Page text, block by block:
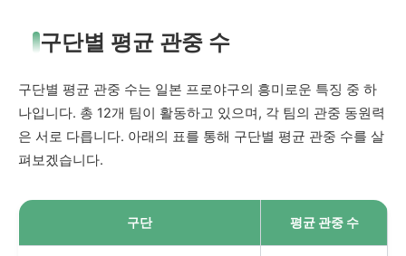
구단별 평균 관중 수
구단별 평균 관중 수는 일본 프로야구의 흥미로운 특징 중 하
나입니다. 총 12개 팀이 활동하고 있으며, 각 팀의 관중 동원력
은 서로 다릅니다. 아래의 표를 통해 구단별 평균 관중 수를 살
펴보겠습니다.
구단 평균 관중 수